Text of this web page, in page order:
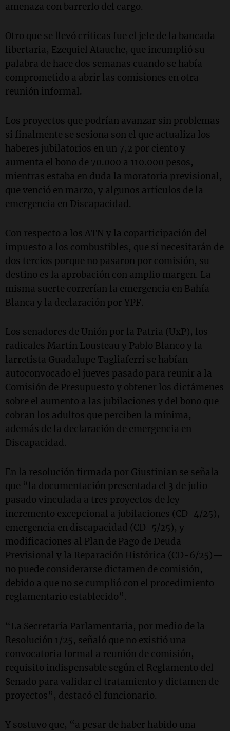
amenaza con barrerlo del cargo.
Otro que se llevó críticas fue el jefe de la bancada
libertaria, Ezequiel Atauche, que incumplió su
palabra de hace dos semanas cuando se había
comprometido a abrir las comisiones en otra
reunión informal.
Los proyectos que podrían avanzar sin problemas
si finalmente se sesiona son el que actualiza los
haberes jubilatorios en un 7,2 por ciento y
aumenta el bono de 70.000 a 110.000 pesos,
mientras estaba en duda la moratoria previsional,
que venció en marzo, y algunos artículos de la
emergencia en Discapacidad.
Con respecto a los ATN y la coparticipación del
impuesto a los combustibles, que sí necesitarán de
dos tercios porque no pasaron por comisión, su
destino es la aprobación con amplio margen. La
misma suerte correrían la emergencia en Bahía
Blanca y la declaración por YPF.
Los senadores de Unión por la Patria (UxP), los
radicales Martín Lousteau y Pablo Blanco y la
larretista Guadalupe Tagliaferri se habían
autoconvocado el jueves pasado para reunir a la
Comisión de Presupuesto y obtener los dictámenes
sobre el aumento a las jubilaciones y del bono que
cobran los adultos que perciben la mínima,
además de la declaración de emergencia en
Discapacidad.
En la resolución firmada por Giustinian se señala
que “la documentación presentada el 3 de julio
pasado vinculada a tres proyectos de ley —
incremento excepcional a jubilaciones (CD-4/25),
emergencia en discapacidad (CD-5/25), y
modificaciones al Plan de Pago de Deuda
Previsional y la Reparación Histórica (CD-6/25)—
no puede considerarse dictamen de comisión,
debido a que no se cumplió con el procedimiento
reglamentario establecido”.
“La Secretaría Parlamentaria, por medio de la
Resolución 1/25, señaló que no existió una
convocatoria formal a reunión de comisión,
requisito indispensable según el Reglamento del
Senado para validar el tratamiento y dictamen de
proyectos”, destacó el funcionario.
Y sostuvo que, “a pesar de haber habido una